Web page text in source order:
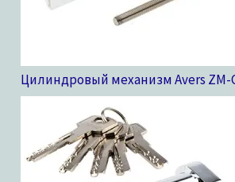
Цилиндровый механизм Avers ZM-